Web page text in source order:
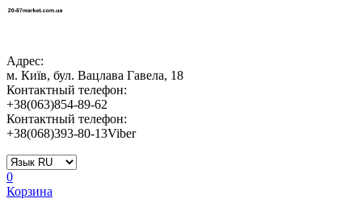
Адрес:
м. Київ, бул. Вацлава Гавела, 18
Контактный телефон:
+38(063)854-89-62
Контактный телефон:
+38(068)393-80-13Viber
0
Корзина